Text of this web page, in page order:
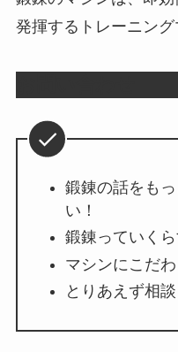
発揮するトレーニング
鍛錬の話をも
い！
鍛錬っていく
マシンにこだ
とりあえず相